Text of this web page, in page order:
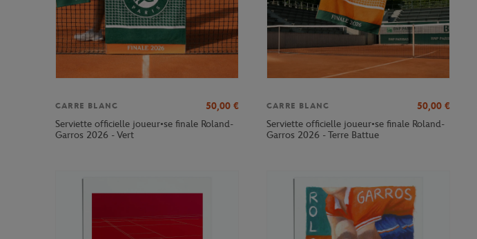
CARRE BLANC 50,00 €
Serviette officielle joueur•se finale Roland-
Garros 2026 - Vert
CARRE BLANC 50,00 €
Serviette officielle joueur•se finale Roland-
Garros 2026 - Terre Battue